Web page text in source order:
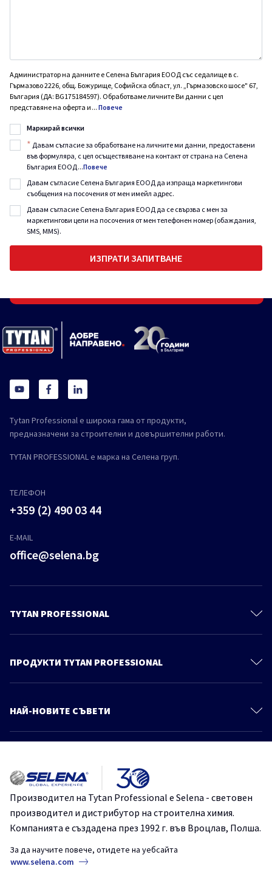
Администратор на данните е Селена България ЕООД със седалище в с.
Гърмазово 2226, общ. Божурище, Софийска област, ул. „Гърмазовско шосе" 67,
България (ДА: BG175184597). Обработваме личните Ви данни с цел
представяне на оферта и ... Повече
Маркирай всички
* Давам съгласие за обработване на личните ми данни, предоставени
във формуляра, с цел осъществяване на контакт от страна на Селена
България ЕООД...Повече
Давам съгласие Селена България ЕООД да изпраща маркетингови
съобщения на посочения от мен имейл адрес.
Давам съгласие Селена България ЕООД да се свързва с мен за
маркетингови цели на посочения от мен телефонен номер (обаждания,
SMS, MMS).
Tytan Professional е широка гама от продукти,
предназначени за строителни и довършителни работи.
TYTAN PROFESSIONAL е марка на Селена груп.
ТЕЛЕФОН
+359 (2) 490 03 44
E-MAIL
office@selena.bg
TYTAN PROFESSIONAL
Контакти
Знания и съвети
ПРОДУКТИ TYTAN PROFESSIONAL
Полиуретанови Лепила
Хидроизолации
Химически Анкери
Системи за Топлоизолация
Покривни Фолиа
НАЙ-НОВИТЕ СЪВЕТИ
Още статии
използване на монтажна пяна през късната есен и зимата
TYTANProfessional монтажнапяна
Как лесно и надеждно да монтираме декоративни панели на
стената?
СтроителниРешения
Производител на Tytan Professional е Selena - световен
производител и дистрибутор на строителна химия.
Компанията е създадена през 1992 г. във Вроцлав, Полша.
За да научите повече, отидете на уебсайта
www.selena.com